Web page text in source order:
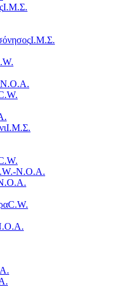
Ι.Μ.Σ.
Ι.Μ.Σ.
Ν.Ο.Α.
Ι.Μ.Σ.
Ν.Ο.Α.
C.W.